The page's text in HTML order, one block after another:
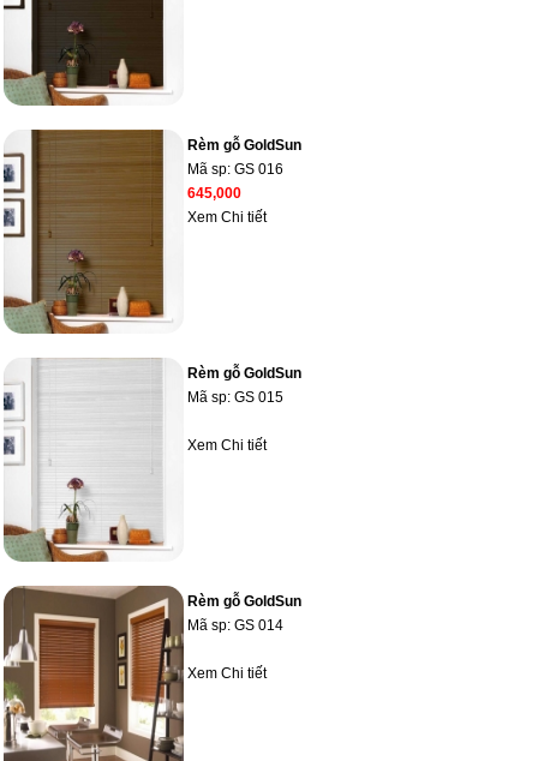
Rèm gỗ GoldSun
Mã sp: GS 016
645,000
Xem Chi tiết
Rèm gỗ GoldSun
Mã sp: GS 015
Xem Chi tiết
Rèm gỗ GoldSun
Mã sp: GS 014
Xem Chi tiết